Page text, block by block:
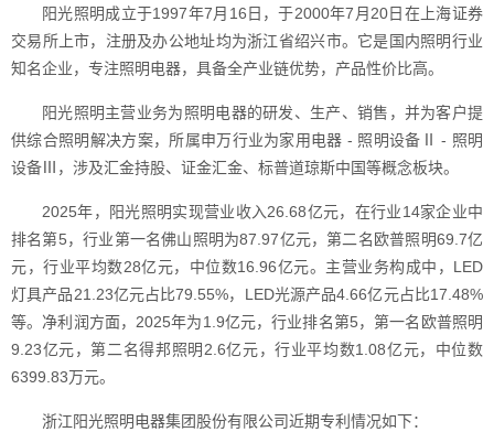
阳光照明成立于1997年7月16日，于2000年7月20日在上海证券
交易所上市，注册及办公地址均为浙江省绍兴市。它是国内照明行业
知名企业，专注照明电器，具备全产业链优势，产品性价比高。
阳光照明主营业务为照明电器的研发、生产、销售，并为客户提
供综合照明解决方案，所属申万行业为家用电器 - 照明设备Ⅱ - 照明
设备Ⅲ，涉及汇金持股、证金汇金、标普道琼斯中国等概念板块。
2025年，阳光照明实现营业收入26.68亿元，在行业14家企业中
排名第5，行业第一名佛山照明为87.97亿元，第二名欧普照明69.7亿
元，行业平均数28亿元，中位数16.96亿元。主营业务构成中，LED
灯具产品21.23亿元占比79.55%，LED光源产品4.66亿元占比17.48%
等。净利润方面，2025年为1.9亿元，行业排名第5，第一名欧普照明
9.23亿元，第二名得邦照明2.6亿元，行业平均数1.08亿元，中位数
6399.83万元。
浙江阳光照明电器集团股份有限公司近期专利情况如下：